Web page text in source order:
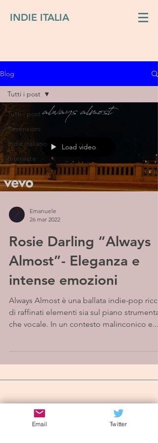
INDIE ITALIA
Blog
Tutti i post
Recensioni
Indie italiano
Interviste
Tutti i post
Load video
Emanuele
26 mar 2022
Rosie Darling “Always
Almost”- Eleganza e
intense emozioni
Always Almost è una ballata indie-pop ricca
di raffinati elementi sia sul piano
che vocale. In un contesto malinconico e...
Iscriviti alla mailing list
Email Twitter